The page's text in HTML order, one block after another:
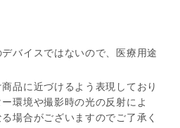
バイスではないので、医療用途
品に近づけるよう表現しており
環境や撮影時の光の反射によ
場合がございますのでご了承く